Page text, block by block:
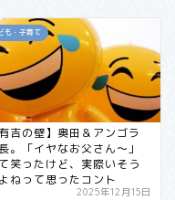
も・子育て
有吉の壁】奥田＆アンゴラ
。「イヤなお父さん〜」
笑ったけど、実際いそう
ねって思ったコント
2025年12月15日